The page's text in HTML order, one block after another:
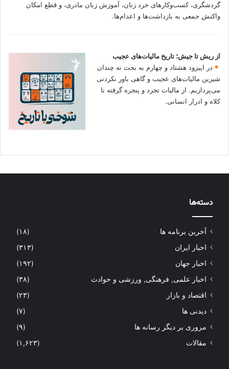
گردشگری، کسب‌وکارهای خرد زنان، آموزش زبان مادری، و قطع امکان
واکنش جمعی به بازداشت‌ها و اعدام‌ها.
از ریش تا جیش؛ تاریخ مالیات‌های عجیب
در اپیزود هشتاد و چهارم به بحث نه چندان
شیرین مالیات‌های عجیب و گاهی باور نکردنی‌
می‌پردازیم. از مالیات تجرد و پنجره گرفته تا
کلاه و ادرار انسانی.
دسته‌ها
آخرین برنامه ها
(۱۸)
اخبار ایران
(۳۱۳)
اخبار جهان
(۱۹۲)
اخبار علمی, فرهنگی, ورزشی و حوادث
(۳۸)
اقتصاد و بازار
(۲۳)
دیدنی ها
(۷)
مروری بر دیگر رسانه ها
(۹)
مقالات
(۱,۶۲۳)